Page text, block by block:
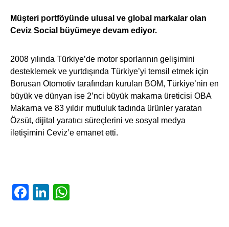
Müşteri portföyünde ulusal ve global markalar olan
Ceviz Social büyümeye devam ediyor.
2008 yılında Türkiye’de motor sporlarının gelişimini
desteklemek ve yurtdışında Türkiye’yi temsil etmek için
Borusan Otomotiv tarafından kurulan BOM, Türkiye’nin en
büyük ve dünyan ise 2’nci büyük makarna üreticisi OBA
Makarna ve 83 yıldır mutluluk tadında ürünler yaratan
Özsüt, dijital yaratıcı süreçlerini ve sosyal medya
iletişimini Ceviz’e emanet etti.
Facebook
LinkedIn